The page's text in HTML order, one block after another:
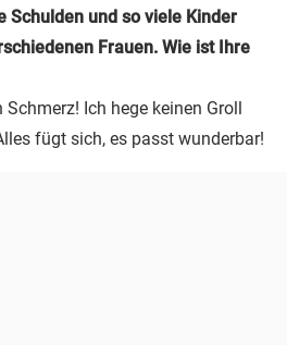
Schulden und so viele Kinder
Frauen. Wie ist Ihre
Ich hege keinen Groll
fügt sich, es passt wunderbar!